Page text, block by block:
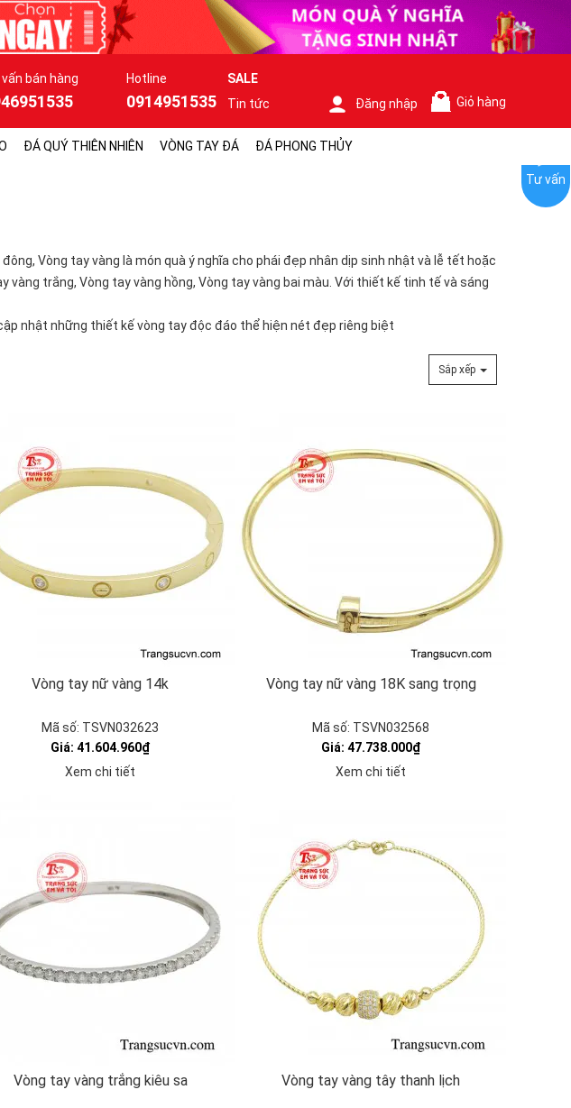
bán hàng Hotline
0914951535
SALE
Tin tức
Đăng nhập Giỏ hàng
ĐÁ QUÝ THIÊN NHIÊN VÒNG TAY ĐÁ ĐÁ PHONG THỦY
Vòng tay vàng là món quà ý nghĩa cho phái đẹp nhân dịp sinh nhật và lễ tết hoặc
vàng trắng, Vòng tay vàng hồng, Vòng tay vàng bai màu. Với thiết kế tinh tế và sáng
nhật những thiết kế vòng tay độc đáo thể hiện nét đẹp riêng biệt
Sắp xếp
Vòng tay nữ vàng 14k
Mã số: TSVN032623
Giá: 41.604.960₫
Xem chi tiết
Vòng tay nữ vàng 18K sang trọng
Mã số: TSVN032568
Giá: 47.738.000₫
Xem chi tiết
Vòng tay vàng trắng kiêu sa Vòng tay vàng tây thanh lịch
Tư vấn